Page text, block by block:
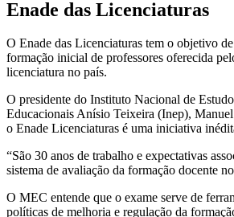
Enade das Licenciaturas
O Enade das Licenciaturas tem o objetivo
formação inicial de professores oferecida
licenciatura no país.
O presidente do Instituto Nacional de
Educacionais Anísio Teixeira (Inep),
o Enade Licenciaturas é uma iniciativa
“São 30 anos de trabalho e expectativas
sistema de avaliação da formação docente
O MEC entende que o exame serve de
políticas de melhoria e regulação da